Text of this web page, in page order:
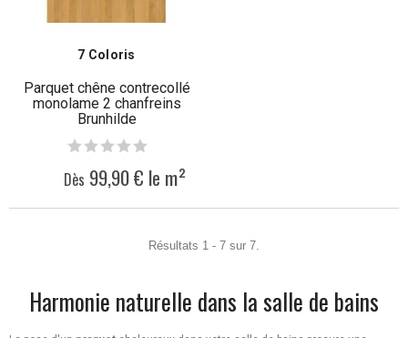
7 Coloris
Parquet chêne contrecollé
monolame 2 chanfreins
Brunhilde
Dès 99,90 € le m²
Résultats 1 - 7 sur 7.
Harmonie naturelle dans la salle de bains